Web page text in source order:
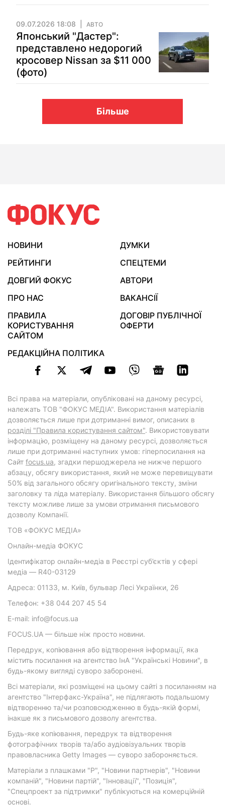
09.07.2026 18:08 АВТО
Японський "Дастер":
представлено недорогий
кросовер Nissan за $11 000
(фото)
Більше
НОВИНИ
ДУМКИ
РЕЙТИНГИ
СПЕЦТЕМИ
ДОВГИЙ ФОКУС
АВТОРИ
ПРО НАС
ВАКАНСІЇ
ПРАВИЛА
КОРИСТУВАННЯ
САЙТОМ
ДОГОВІР ПУБЛІЧНОЇ
ОФЕРТИ
РЕДАКЦІЙНА ПОЛІТИКА
Всі права на матеріали, опубліковані на даному ресурсі,
належать ТОВ "ФОКУС МЕДІА". Використання матеріалів
дозволяється лише при дотриманні вимог, описаних в
розділі "Правила користування сайтом". Використовувати
інформацію, розміщену на даному ресурсі, дозволяється
лише при дотриманні наступних умов: гіперпосилання на
Cайт focus.ua, згадки першоджерела не нижче першого
абзацу, обсягу використання, який не може перевищувати
50% від загального обсягу оригінального тексту, зміни
заголовку та ліда матеріалу. Використання більшого обсягу
тексту можливе лише за умови отримання письмового
дозволу Компанії.
ТОВ «ФОКУС МЕДІА»
Онлайн-медіа ФОКУС
Ідентифікатор онлайн-медіа в Реєстрі суб’єктів у сфері
медіа — R40-03129
Адреса: 01133, м. Київ, бульвар Лесі Українки, 26
Телефон: +38 044 207 45 54
E-mail: info@focus.ua
FOCUS.UA — більше ніж просто новини.
Передрук, копіювання або відтворення інформації, яка
містить посилання на агентство ІнА "Українські Новини", в
будь-якому вигляді суворо заборонені.
Всі матеріали, які розміщені на цьому сайті з посиланням на
агентство "Інтерфакс-Україна", не підлягають подальшому
відтворенню та/чи розповсюдженню в будь-якій формі,
інакше як з письмового дозволу агентства.
Будь-яке копіювання, передрук та відтворення
фотографічних творів та/або аудіовізуальних творів
правовласника Getty Images — суворо забороняється.
Матеріали з плашками "Р", "Новини партнерів", "Новини
компаній", "Новини партій", "Інновації", "Позиція",
"Спецпроект за підтримки" публікуються на комерційній
основі.